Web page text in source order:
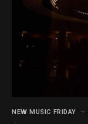
NEW MUSIC FRIDAY